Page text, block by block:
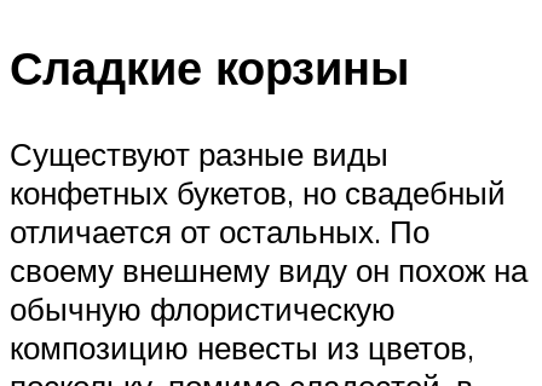
Сладкие корзины
Существуют разные виды
конфетных букетов, но свадебный
отличается от остальных. По
своему внешнему виду он похож на
обычную флористическую
композицию невесты из цветов,